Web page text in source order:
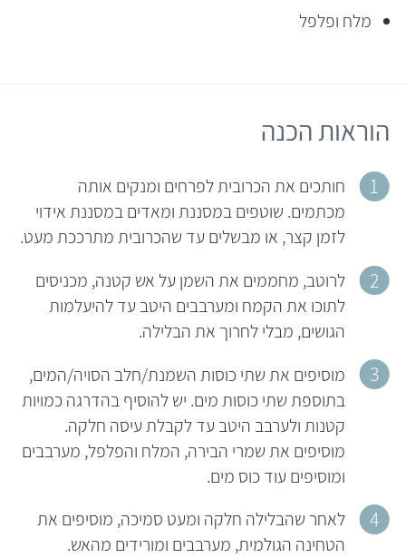
מלח ופלפל
הוראות הכנה
חותכים את הכרובית לפרחים ומנקים אותה
מכתמים. שוטפים במסננת ומאדים במסננת אידוי
לזמן קצר, או מבשלים עד שהכרובית מתרככת מעט.
לרוטב, מחממים את השמן על אש קטנה, מכניסים
לתוכו את הקמח ומערבבים היטב עד להיעלמות
הגושים, מבלי לחרוך את הבלילה.
מוסיפים את שתי כוסות השמנת/חלב הסויה/המים,
בתוספת שתי כוסות מים. יש להוסיף בהדרגה כמויות
קטנות ולערבב היטב עד לקבלת עיסה חלקה.
מוסיפים את שמרי הבירה, המלח והפלפל, מערבבים
ומוסיפים עוד כוס מים.
לאחר שהבלילה חלקה ומעט סמיכה, מוסיפים את
הטחינה הגולמית, מערבבים ומורידים מהאש.